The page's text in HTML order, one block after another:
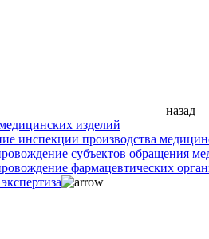
назад
изделий
инспекции производства
субъектов обращения
фармацевтических